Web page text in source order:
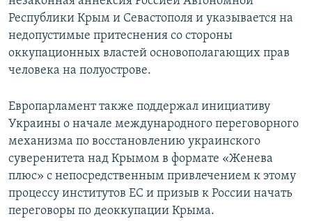
Республики Крым и Севастополя и указывается на
недопустимые притеснения со стороны
оккупационных властей основополагающих прав
человека на полуострове.
Европарламент также поддержал инициативу
Украины о начале международного переговорного
механизма по восстановлению украинского
суверенитета над Крымом в формате «Женева
плюс» с непосредственным привлечением к этому
процессу институтов ЕС и призыв к России начать
переговоры по деоккупации Крыма.